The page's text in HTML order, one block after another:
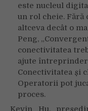
este nucleul
un rol cheie. Fără
altceva decât o
Peng,
conectivitatea
ajute
Conectivitatea și
Operatorii pot
proces.
Kevin Hu,